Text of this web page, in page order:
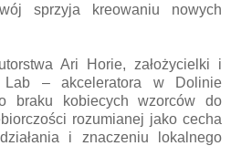
sprzyja kreowaniu nowych
Ari Horie, założycielki i
Lab – akceleratora w Dolinie
braku kobiecych wzorców do
rozumianej jako cecha
i znaczeniu lokalnego